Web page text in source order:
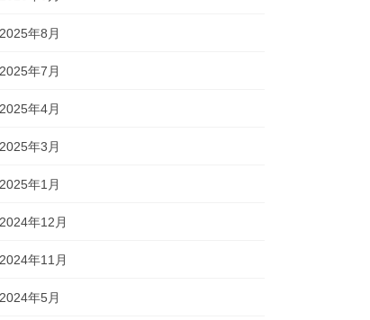
2025年8月
2025年7月
2025年4月
2025年3月
2025年1月
2024年12月
2024年11月
2024年5月